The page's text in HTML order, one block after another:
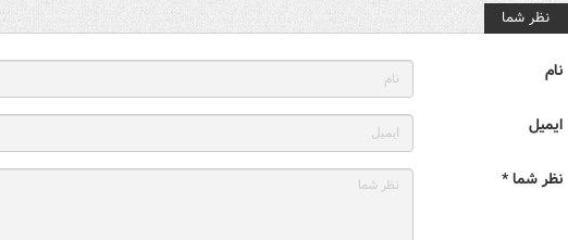
نظر شما
نام
ایمیل
نظر شما *